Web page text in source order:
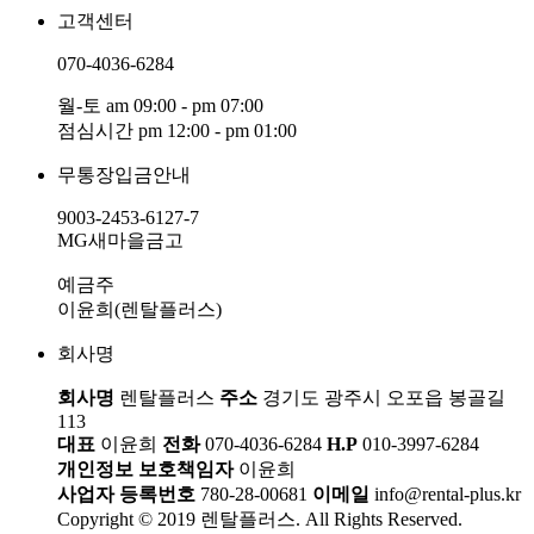
고객센터
070-4036-6284
월-토 am 09:00 - pm 07:00
점심시간 pm 12:00 - pm 01:00
무통장입금안내
9003-2453-6127-7
MG새마을금고
예금주
이윤희(렌탈플러스)
회사명
회사명 렌탈플러스 주소 경기도 광주시 오포읍 봉골길
113
대표 이윤희 전화070-4036-6284 H.P 010-3997-6284
개인정보 보호책임자이윤희
사업자 등록번호 780-28-00681 이메일 info@rental-plus.kr
Copyright © 2019 렌탈플러스. All Rights Reserved.